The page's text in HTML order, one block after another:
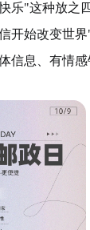
乐"这种放之
开始改变世
息、有情感